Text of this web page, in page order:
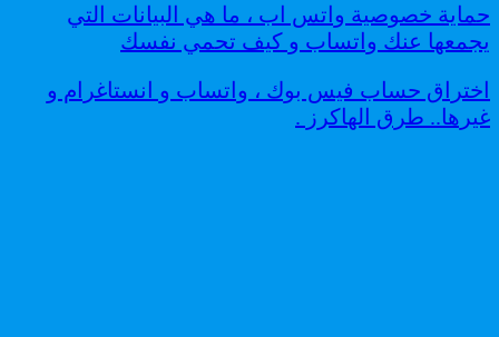
حماية خصوصية واتس اب ، ما هي البيانات التي
يجمعها عنك واتساب و كيف تحمي نفسك
اختراق حساب فيس بوك ، واتساب و انستاغرام و
غيرها.. طرق الهاكرز .